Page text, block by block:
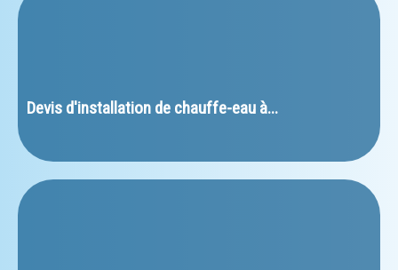
﻿Devis d'installation de chauffe-eau à...